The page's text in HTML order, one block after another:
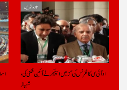
تازہ خبریں
او آئی سی کانفرنس کی آڑ میں اسپیکر نے آئین شکنی کی،
شہباز